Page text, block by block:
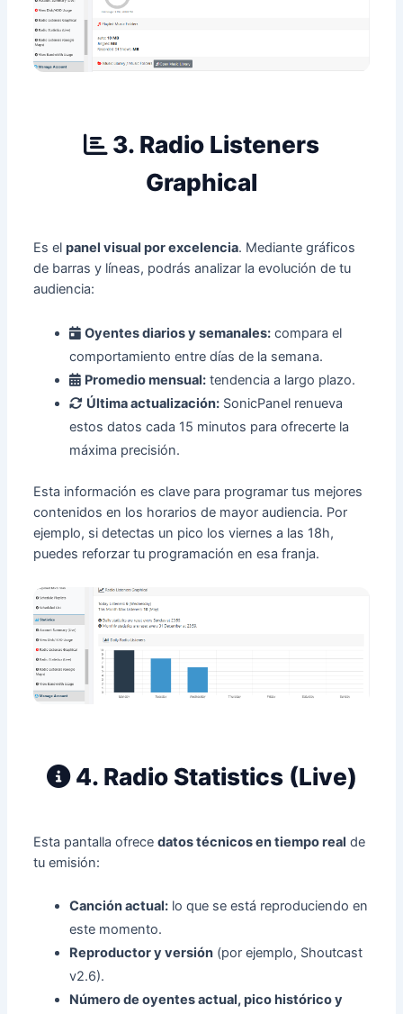
3. Radio Listeners
Graphical
Es elpanel visual por excelencia. Mediante gráficos
de barras y líneas, podrás analizar la evolución de tu
audiencia:
Oyentes diarios y semanales: compara el
comportamiento entre días de la semana.
Promedio mensual: tendencia a largo plazo.
Última actualización: SonicPanel renueva
estos datos cada 15 minutos para ofrecerte la
máxima precisión.
Esta información es clave para programar tus mejores
contenidos en los horarios de mayor audiencia. Por
ejemplo, si detectas un pico los viernes a las 18h,
puedes reforzar tu programación en esa franja.
4. Radio Statistics (Live)
Esta pantalla ofrecedatos técnicos en tiempo real de
tu emisión:
Canción actual: lo que se está reproduciendo en
este momento.
Reproductor y versión (por ejemplo, Shoutcast
v2.6).
Número de oyentes actual, pico histórico y